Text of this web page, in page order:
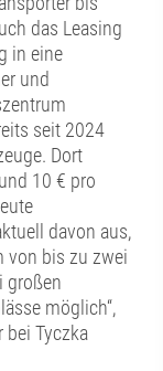
das Leasing
in eine
und
seit 2024
Dort
10 € pro
davon aus,
von bis zu zwei
großen
möglich“,
bei Tyczka